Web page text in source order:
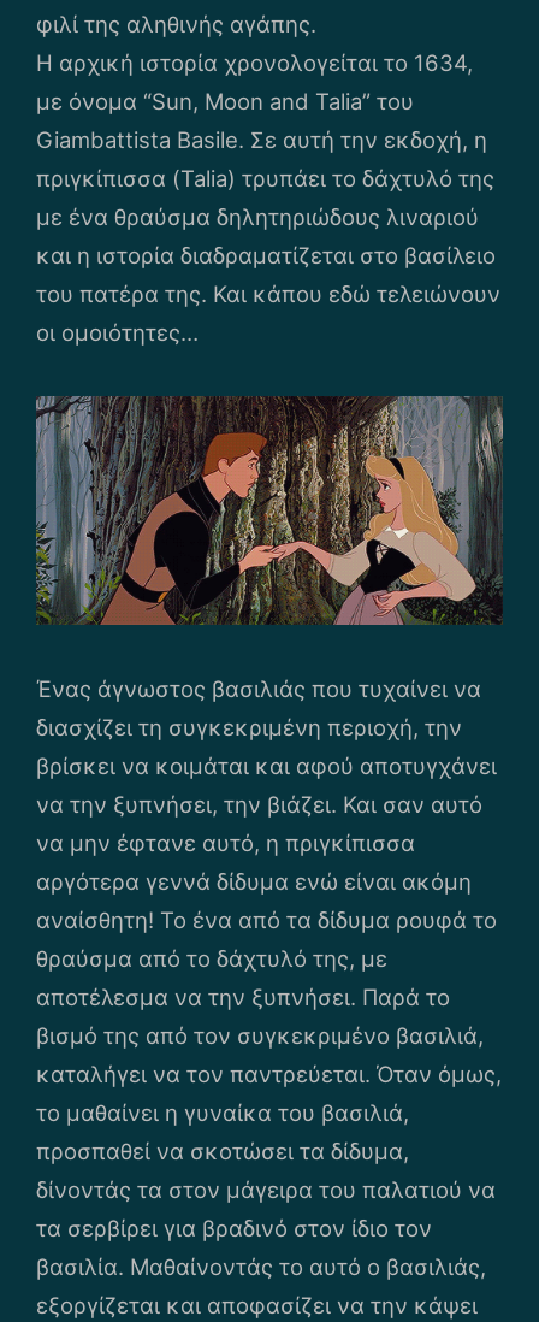
φιλί της αληθινής αγάπης.
Η αρχική ιστορία χρονολογείται το 1634,
με όνομα “Sun, Moon and Talia” του
Giambattista Basile. Σε αυτή την εκδοχή, η
πριγκίπισσα (Talia) τρυπάει το δάχτυλό της
με ένα θραύσμα δηλητηριώδους λιναριού
και η ιστορία διαδραματίζεται στο βασίλειο
του πατέρα της. Και κάπου εδώ τελειώνουν
οι ομοιότητες…
Ένας άγνωστος βασιλιάς που τυχαίνει να
διασχίζει τη συγκεκριμένη περιοχή, την
βρίσκει να κοιμάται και αφού αποτυγχάνει
να την ξυπνήσει, την βιάζει. Και σαν αυτό
να μην έφτανε αυτό, η πριγκίπισσα
αργότερα γεννά δίδυμα ενώ είναι ακόμη
αναίσθητη! Το ένα από τα δίδυμα ρουφά το
θραύσμα από το δάχτυλό της, με
αποτέλεσμα να την ξυπνήσει. Παρά το
βισμό της από τον συγκεκριμένο βασιλιά,
καταλήγει να τον παντρεύεται. Όταν όμως,
το μαθαίνει η γυναίκα του βασιλιά,
προσπαθεί να σκοτώσει τα δίδυμα,
δίνοντάς τα στον μάγειρα του παλατιού να
τα σερβίρει για βραδινό στον ίδιο τον
βασιλία. Μαθαίνοντάς το αυτό ο βασιλιάς,
εξοργίζεται και αποφασίζει να την κάψει